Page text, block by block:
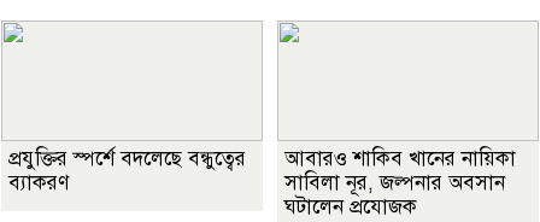
প্রযুক্তির স্পর্শে বদলেছে বন্ধুত্বের
ব্যাকরণ
আবারও শাকিব খানের নায়িকা
সাবিলা নূর, জল্পনার অবসান
ঘটালেন প্রযোজক